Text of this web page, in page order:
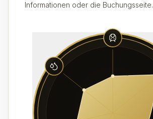
Informationen oder die Buchungsseite.